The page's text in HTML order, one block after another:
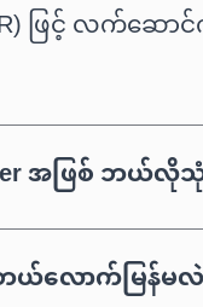
ဖြင့် လက်ဆေ
အဖြစ် ဘယ်
ဘယ်လောက်မြန်မ